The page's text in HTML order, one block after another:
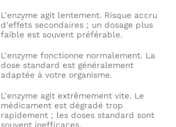
L'enzyme agit lentement. Risque accru
d'effets secondaires ; un dosage plus
faible est souvent préférable.
L'enzyme fonctionne normalement. La
dose standard est généralement
adaptée à votre organisme.
L'enzyme agit extrêmement vite. Le
médicament est dégradé trop
rapidement ; les doses standard sont
souvent inefficaces.